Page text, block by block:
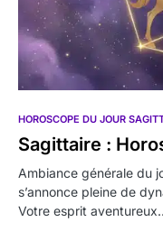
HOROSCOPE DU JOUR
Sagittaire :
Ambiance générale du
s’annonce pleine de
Votre esprit